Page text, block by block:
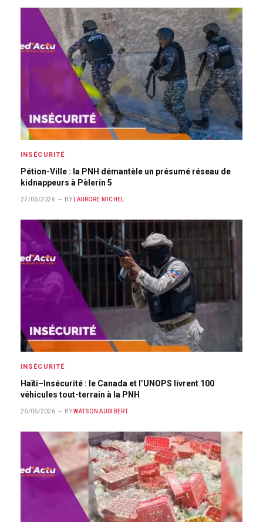
INSÉCURITÉ
Pétion-Ville : la PNH démantèle un présumé réseau de
kidnappeurs à Pèlerin 5
27/06/2026 BY LAURORE MICHEL
INSÉCURITÉ
Haïti–Insécurité : le Canada et l’UNOPS livrent 100
véhicules tout-terrain à la PNH
26/06/2026 BY WATSON AUDIBERT